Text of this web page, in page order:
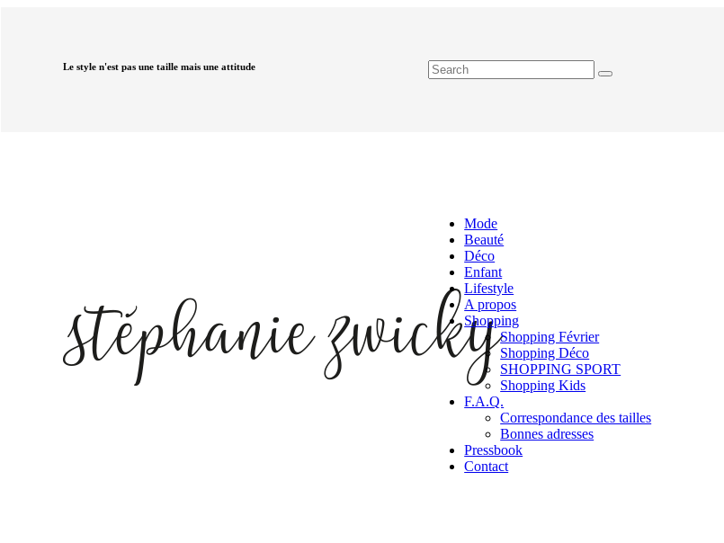
Le style n'est pas une taille mais une attitude
Mode
Beauté
Déco
Enfant
Lifestyle
A propos
Shopping
Shopping Février
Shopping Déco
SHOPPING SPORT
Shopping Kids
F.A.Q.
Correspondance des tailles
Bonnes adresses
Pressbook
Contact